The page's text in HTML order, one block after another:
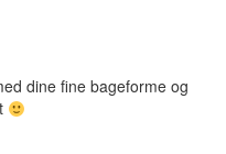
dine fine bageforme og